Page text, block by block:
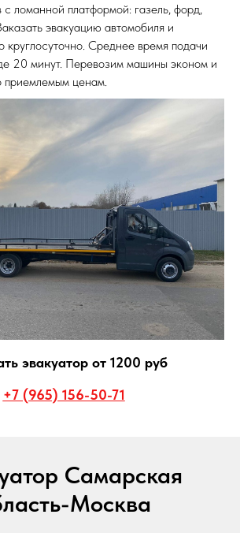
с ломанной платформой: газель, форд,
эвакуацию автомобиля и
круглосуточно. Среднее время подачи
20 минут. Перевозим машины эконом и
приемлемым ценам.
эвакуатор от 1200 руб
+7 (965) 156-50-71
Самарская
Москва